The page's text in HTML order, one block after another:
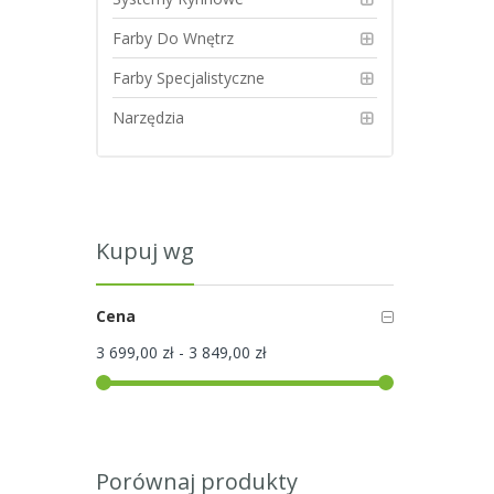
Farby Do Wnętrz
Farby Specjalistyczne
Narzędzia
Kupuj wg
Cena
3 699,00 zł - 3 849,00 zł
Porównaj produkty